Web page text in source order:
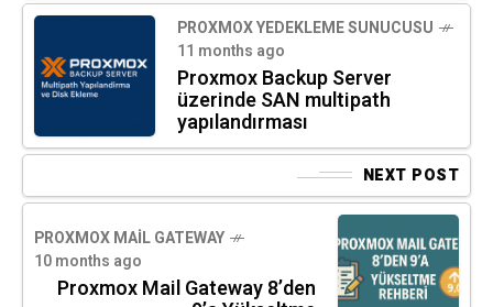
PROXMOX YEDEKLEME SUNUCUSU
11 months ago
Proxmox Backup Server
üzerinde SAN multipath
yapılandırması
NEXT POST
PROXMOX MAIL GATEWAY
10 months ago
Proxmox Mail Gateway 8’den